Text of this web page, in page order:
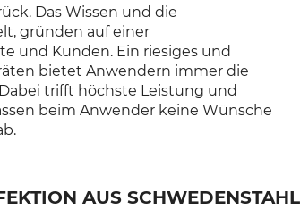
Das Wissen und die
gründen auf einer
und Kunden. Ein riesiges und
bietet Anwendern immer die
trifft höchste Leistung und
beim Anwender keine Wünsche
AUS SCHWEDENSTAHL